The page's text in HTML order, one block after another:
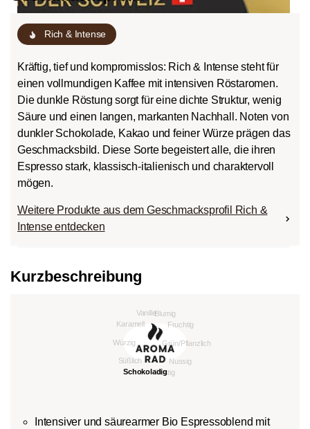
Rich & Intense
Kräftig, tief und kompromisslos: Rich & Intense steht für
einen vollmundigen Kaffee mit intensiven Röstaromen.
Die dunkle Röstung sorgt für eine dichte Struktur, wenig
Säure und einen langen, markanten Nachhall. Noten von
dunkler Schokolade, Kakao und feiner Würze prägen das
Geschmacksbild. Diese Sorte begeistert alle, die ihren
Espresso stark, klassisch-italienisch und charaktervoll
mögen.
Weitere Produkte aus dem Geschmacksprofil Rich &
Intense entdecken
Kurzbeschreibung
Intensiver und säurearmer Bio Espressoblend mit